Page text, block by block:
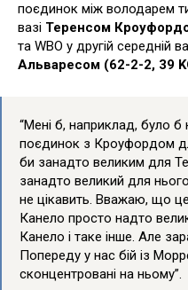
поєдинок між володарем
вазі Теренсом
та WBO у другій середній
Альваресом (62-2-2, 39
“Мені б, наприклад, було б
поєдинок з Кроуфордом
би занадто великим для
занадто великий для
не цікавить. Вважаю, що
Канело просто надто
Канело і таке інше. Але
Попереду у нас бій із
сконцентровані на ньому”.